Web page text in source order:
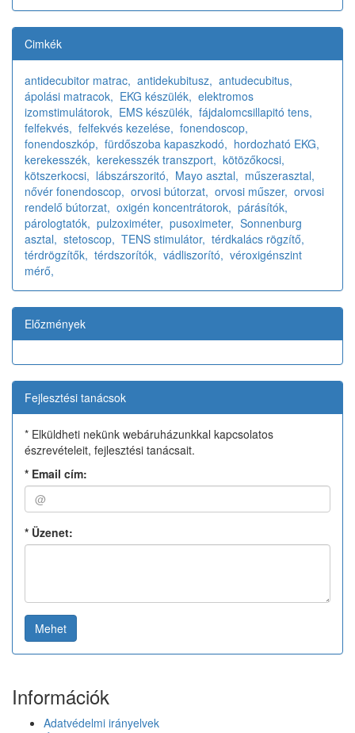
Cimkék
antidecubitor matrac, antidekubitusz, antudecubitus,
ápolási matracok, EKG készülék, elektromos
izomstimulátorok, EMS készülék, fájdalomcsillapitó tens,
felfekvés, felfekvés kezelése, fonendoscop,
fonendoszkóp, fürdőszoba kapaszkodó, hordozható EKG,
kerekesszék, kerekesszék transzport, kötözőkocsi,
kötszerkocsi, lábszárszoritó, Mayo asztal, műszerasztal,
nővér fonendoscop, orvosi bútorzat, orvosi műszer, orvosi
rendelő bútorzat, oxigén koncentrátorok, párásítók,
párologtatók, pulzoximéter, pusoximeter, Sonnenburg
asztal, stetoscop, TENS stimulátor, térdkalács rögzítő,
térdrögzítők, térdszorítók, vádliszorító, véroxigénszint
mérő,
Előzmények
Fejlesztési tanácsok
* Elküldheti nekünk webáruházunkkal kapcsolatos
észrevételeit, fejlesztési tanácsait.
* Email cím:
* Üzenet:
Mehet
Információk
Adatvédelmi irányelvek